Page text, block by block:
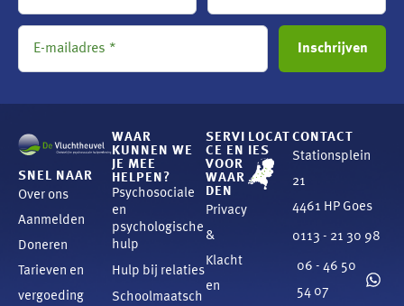
SNEL NAAR
Over ons
Aanmelden
Doneren
Tarieven en
vergoeding
WAAR
KUNNEN WE
JE MEE
HELPEN?
Psychosociale
en
psychologische
hulp
Hulp bij relaties
Schoolmaatsch
SERVI
CE EN
VOOR
WAAR
DEN
Privacy
&
Klacht
en
LOCAT
IES
CONTACT
Stationsplein
21
4461 HP Goes
0113 - 21 30 98
06 - 46 50
54 07